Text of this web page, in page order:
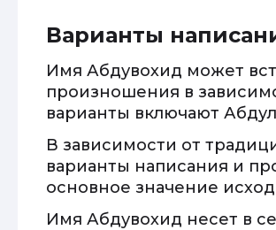
Варианты
Имя Абдувохид может
произношения в
варианты включают
В зависимости от
варианты написания и
основное значение
Имя Абдувохид несет в